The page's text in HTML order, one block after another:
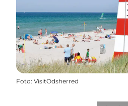
Foto: VisitOdsherred